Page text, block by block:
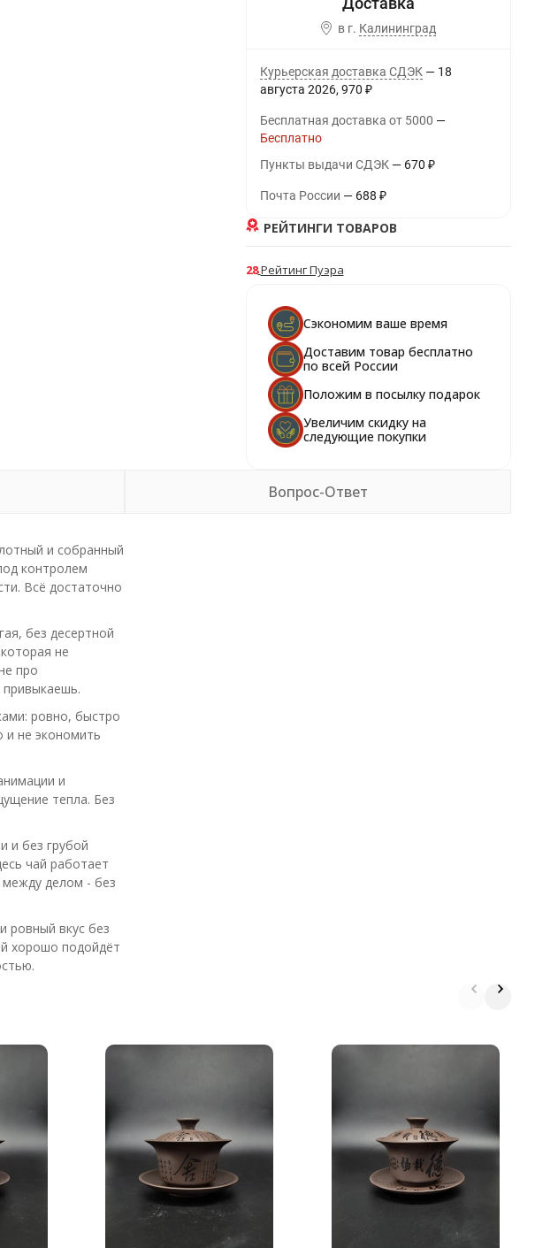
в г. Калининград
Курьерская доставка СДЭК
18
августа 2026 970 ₽
Бесплатная доставка от 5000
Бесплатно
Пункты выдачи СДЭК
670 ₽
Почта России 688 ₽
РЕЙТИНГИ ТОВАРОВ
28Рейтинг Пуэра
Сэкономим ваше время
Доставим товар бесплатно
по всей России
Положим в посылку подарок
Увеличим скидку на
следующие покупки
Вопрос-Ответ
и собранный
контролем
Всё достаточно
без десертной
не
про
ровно, быстро
и не экономить
и
тепла. Без
и без грубой
чай работает
между делом - без
ровный вкус без
хорошо подойдёт